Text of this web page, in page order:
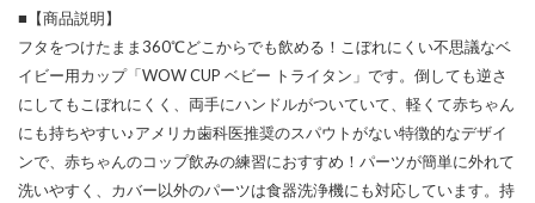
■【商品説明】
フタをつけたまま360℃どこからでも飲める！こぼれにくい不思議なベ
イビー用カップ「WOW CUP ベビー トライタン」です。倒しても逆さ
にしてもこぼれにくく、両手にハンドルがついていて、軽くて赤ちゃん
にも持ちやすい♪アメリカ歯科医推奨のスパウトがない特徴的なデザイ
ンで、赤ちゃんのコップ飲みの練習におすすめ！パーツが簡単に外れて
洗いやすく、カバー以外のパーツは食器洗浄機にも対応しています。持